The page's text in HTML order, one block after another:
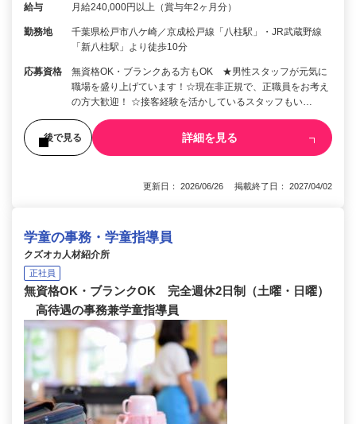
給与 月給240,000円以上（賞与年2ヶ月分）
勤務地
千葉県松戸市八ケ崎／京成松戸線「八柱駅」・JR武蔵野線
「新八柱駅」より徒歩10分
応募資格
無資格OK・ブランクある方もOK ★男性スタッフが元気に
職場を盛り上げています！☆現在非正規で、正職員をお考え
の方大歓迎！ ☆接客経験を活かしているスタッフもい…
後で見る 詳細を見る
更新日： 2026/06/26 掲載終了日： 2027/04/02
学童の事務・学童指導員
クズオカ人材紹介所
正社員
無資格OK・ブランクOK 完全週休2日制（土曜・日曜）
高待遇の事務兼学童指導員